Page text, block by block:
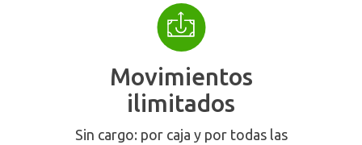
Movimientos
ilimitados
Sin cargo: por caja y por todas las